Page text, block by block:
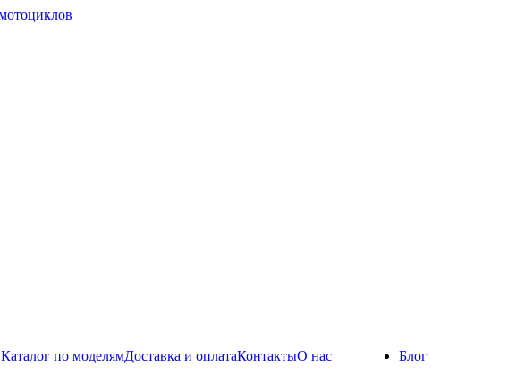
Каталог по моделямДоставка и оплатаКонтактыО нас Блог